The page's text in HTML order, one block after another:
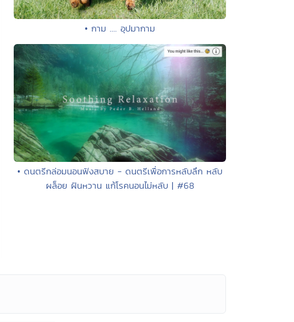
• กาม .... อุปมากาม
• ดนตรีกล่อมนอนฟังสบาย - ดนตรีเพื่อการหลับลึก หลับ
ผล็อย ฝันหวาน แก้โรคนอนไม่หลับ | #68